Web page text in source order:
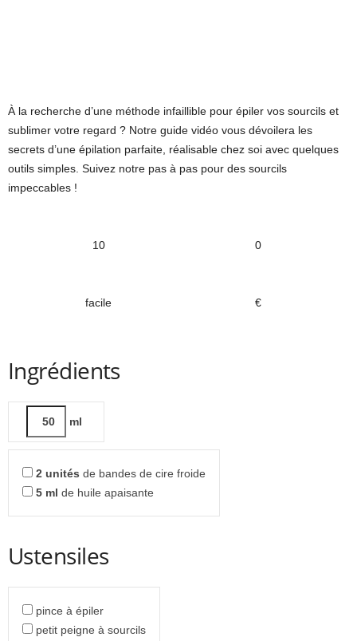
À la recherche d’une méthode infaillible pour épiler vos sourcils et
sublimer votre regard ? Notre guide vidéo vous dévoilera les
secrets d’une épilation parfaite, réalisable chez soi avec quelques
outils simples. Suivez notre pas à pas pour des sourcils
impeccables !
10 0
facile €
Ingrédients
ml
2 unités de bandes de cire froide
5 ml de huile apaisante
Ustensiles
pince à épiler
petit peigne à sourcils